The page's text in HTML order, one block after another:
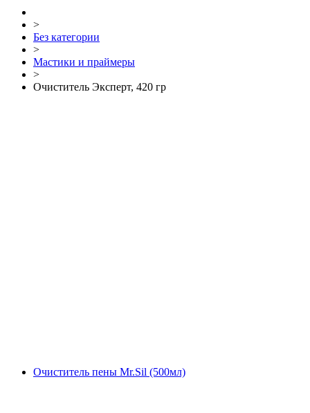
>
Без категории
>
Мастики и праймеры
>
Очиститель Эксперт, 420 гр
Очиститель пены Mr.Sil (500мл)